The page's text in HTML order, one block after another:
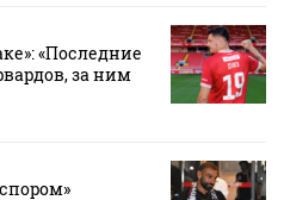
«Последние
за ним